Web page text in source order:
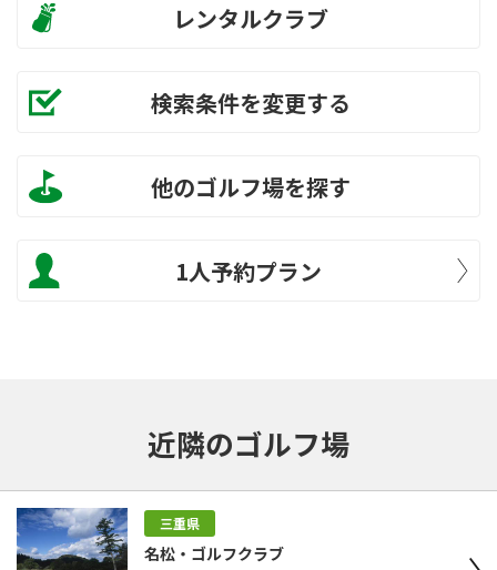
レンタルクラブ
検索条件を変更する
他のゴルフ場を探す
1人予約プラン
近隣のゴルフ場
三重県
名松・ゴルフクラブ